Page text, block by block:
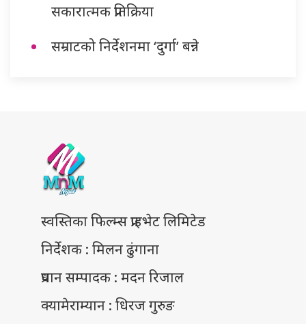
सकारात्मक प्रतिक्रिया
सम्राटको निर्देशनमा ‘दुर्गा’ बन्ने
स्वस्तिका फिल्म्स प्राइभेट लिमिटेड
निर्देशक : मिलन ढुंगाना
प्रधान सम्पादक : मदन रिजाल
क्यामेराम्यान : धिरज गुरुङ